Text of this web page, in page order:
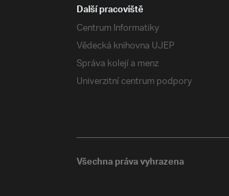
Další pracoviště
Centrum Informatiky
Vědecká knihovna UJEP
Správa kolejí a menz
Univerzitní centrum podpory
Všechna práva vyhrazena